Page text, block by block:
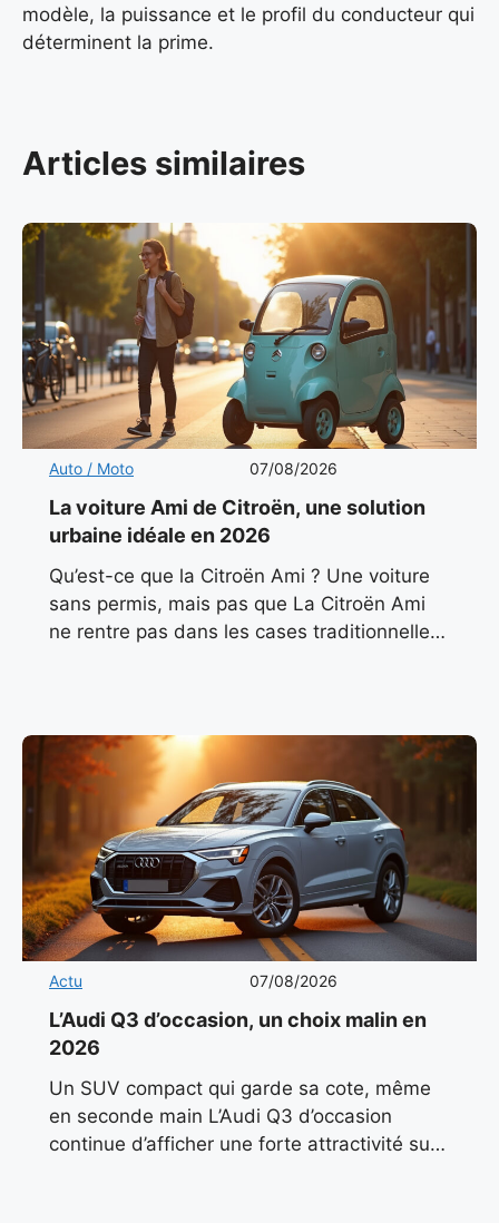
modèle, la puissance et le profil du conducteur qui
déterminent la prime.
Articles similaires
Auto / Moto 07/08/2026
La voiture Ami de Citroën, une solution
urbaine idéale en 2026
Qu’est-ce que la Citroën Ami ? Une voiture
sans permis, mais pas que La Citroën Ami
ne rentre pas dans les cases traditionnelles.
Actu 07/08/2026
L’Audi Q3 d’occasion, un choix malin en
2026
Un SUV compact qui garde sa cote, même
en seconde main L’Audi Q3 d’occasion
continue d’afficher une forte attractivité sur